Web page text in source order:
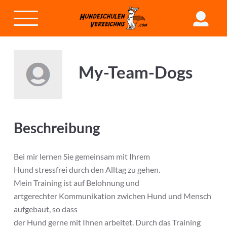
My-Team-Dogs
Beschreibung
Bei mir lernen Sie gemeinsam mit Ihrem
Hund stressfrei durch den Alltag zu gehen.
Mein Training ist auf Belohnung und
artgerechter Kommunikation zwichen Hund und Mensch
aufgebaut, so dass
der Hund gerne mit Ihnen arbeitet. Durch das Training